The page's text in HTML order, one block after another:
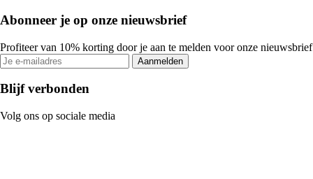
Abonneer je op onze nieuwsbrief
Profiteer van 10% korting door je aan te melden voor onze nieuwsbrief
Aanmelden
Blijf verbonden
Volg ons op sociale media